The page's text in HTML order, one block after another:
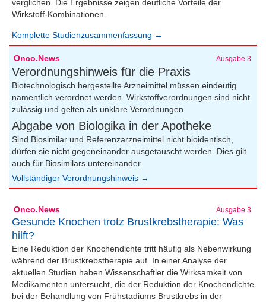
verglichen. Die Ergebnisse zeigen deutliche Vorteile der
Wirkstoff-Kombinationen.
Komplette Studienzusammenfassung →
Onco.News Ausgabe 3
Verordnungshinweis für die Praxis
Biotechnologisch hergestellte Arzneimittel müssen eindeutig
namentlich verordnet werden. Wirkstoffverordnungen sind nicht
zulässig und gelten als unklare Verordnungen.
Abgabe von Biologika in der Apotheke
Sind Biosimilar und Referenzarzneimittel nicht bioidentisch,
dürfen sie nicht gegeneinander ausgetauscht werden. Dies gilt
auch für Biosimilars untereinander.
Vollständiger Verordnungshinweis →
Onco.News Ausgabe 3
Gesunde Knochen trotz Brustkrebstherapie: Was
hilft?
Eine Reduktion der Knochendichte tritt häufig als Nebenwirkung
während der Brustkrebstherapie auf. In einer Analyse der
aktuellen Studien haben Wissenschaftler die Wirksamkeit von
Medikamenten untersucht, die der Reduktion der Knochendichte
bei der Behandlung von Frühstadiums Brustkrebs in der